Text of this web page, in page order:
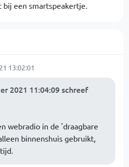
een smartspeakertje.
13:02:01
2021 11:04:09 schreef
webradio in de 'draagbare
binnenshuis gebruikt,